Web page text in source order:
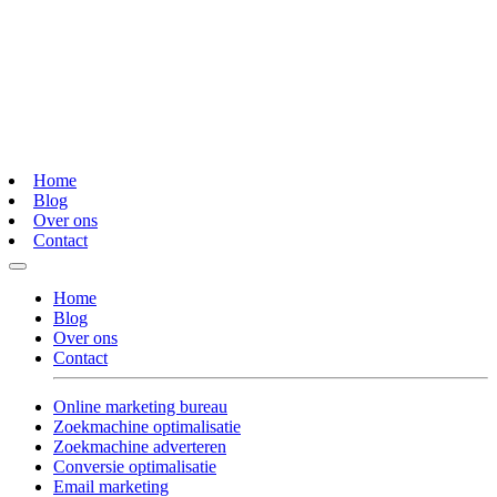
Home
Blog
Over ons
Contact
Home
Blog
Over ons
Contact
Online marketing bureau
Zoekmachine optimalisatie
Zoekmachine adverteren
Conversie optimalisatie
Email marketing